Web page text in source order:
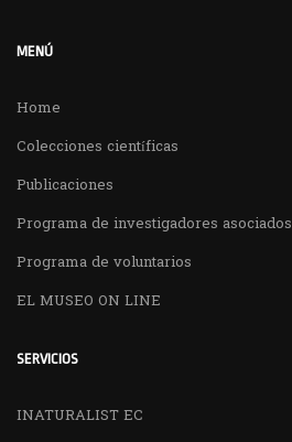
MENÚ
Home
Colecciones científicas
Publicaciones
Programa de investigadores asociados
Programa de voluntarios
EL MUSEO ON LINE
SERVICIOS
INATURALIST EC